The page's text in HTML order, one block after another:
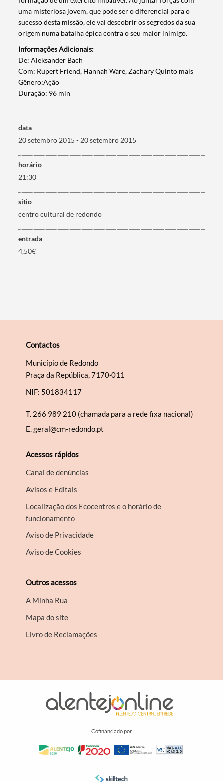
Termo de Pesquisa
Categorias gerais
uma misteriosa jovem, que pode ser o diferencial para o
sucesso desta missão, ele vai descobrir os segredos da sua
origem numa batalha épica contra o seu maior inimigo.
Informações Adicionais:
​De: Aleksander Bach
Com: Rupert Friend, Hannah Ware, Zachary Quinto mais
Gênero:Ação
Duração: 96 min
data
20 setembro 2015 - 20 setembro 2015
horário
21:30
sitio
centro cultural de redondo
entrada
4,50€
Contactos
Município de Redondo
Praça da República, 7170-011
NIF: 501834117
T. 266 989 210 (chamada para a rede fixa nacional)
E.geral@cm-redondo.pt
Acessos rápidos
Canal de denúncias
Avisos e Editais
Localização dos Ecocentros e o horário de
funcionamento
Aviso de Privacidade
Aviso de Cookies
Outros acessos
A Minha Rua
Mapa do site
Livro de Reclamações
Cofinanciado por